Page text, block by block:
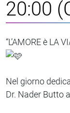
20:00
“L’AMORE è LA
Nel giorno
Dr. Nader Butto